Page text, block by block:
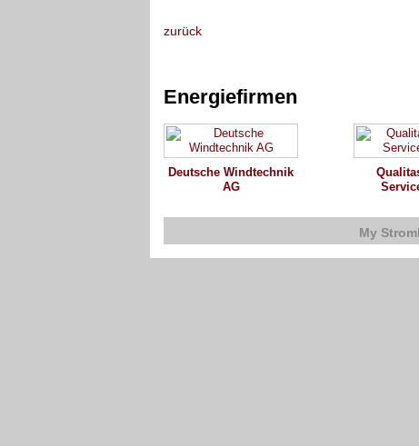
zurück
Energiefirmen
Deutsche Windtechnik
AG
My